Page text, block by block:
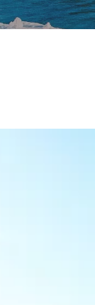
истории и
развлечений